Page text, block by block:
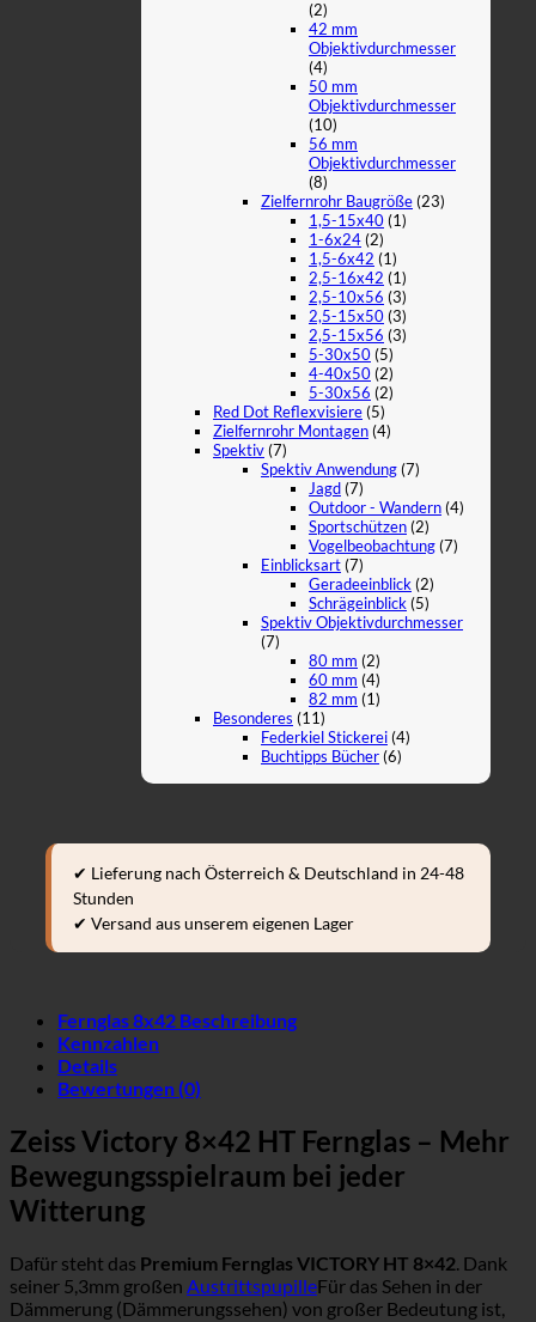
(2)
42 mm
Objektivdurchmesser
(4)
50 mm
Objektivdurchmesser
(10)
56 mm
Objektivdurchmesser
(8)
Zielfernrohr Baugröße(23)
1,5-15x40(1)
1-6x24(2)
1,5-6x42 (1)
2,5-16x42 (1)
2,5-10x56 (3)
2,5-15x50(3)
2,5-15x56 (3)
5-30x50(5)
4-40x50(2)
5-30x56 (2)
Red Dot Reflexvisiere(5)
Zielfernrohr Montagen(4)
Spektiv(7)
Spektiv Anwendung(7)
Jagd(7)
Outdoor - Wandern(4)
Sportschützen(2)
Vogelbeobachtung(7)
Einblicksart(7)
Geradeeinblick(2)
Schrägeinblick(5)
Spektiv Objektivdurchmesser
(7)
80 mm (2)
60 mm (4)
82 mm (1)
Besonderes (11)
Federkiel Stickerei(4)
Buchtipps Bücher(6)
✔ Lieferung nach Österreich & Deutschland in 24-48
Stunden
✔ Versand aus unserem eigenen Lager
Fernglas 8x42 Beschreibung
Kennzahlen
Details
Bewertungen (0)
Zeiss Victory 8×42 HT Fernglas – Mehr
Bewegungsspielraum bei jeder
Witterung
Dafür steht das Premium Fernglas VICTORY HT 8×42. Dank
seiner 5,3mm großen AustrittspupilleFür das Sehen in der
Dämmerung (Dämmerungssehen) von großer Bedeutung ist,